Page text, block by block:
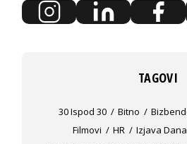
TAGOVI
30 Ispod 30 Bitno
Filmovi
HR Izjava Dana